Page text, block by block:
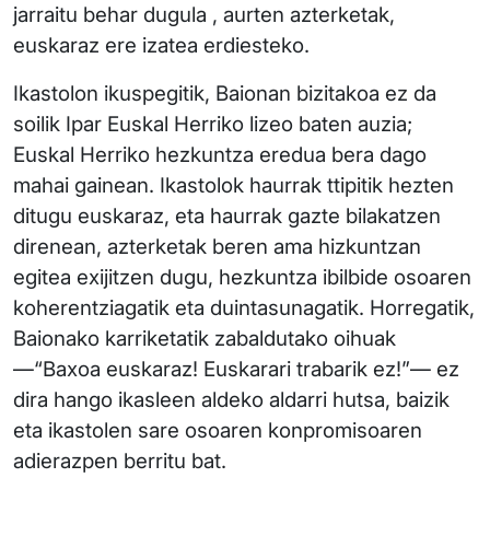
jarraitu behar dugula , aurten azterketak,
euskaraz ere izatea erdiesteko.
Ikastolon ikuspegitik, Baionan bizitakoa ez da
soilik Ipar Euskal Herriko lizeo baten auzia;
Euskal Herriko hezkuntza eredua bera dago
mahai gainean. Ikastolok haurrak ttipitik hezten
ditugu euskaraz, eta haurrak gazte bilakatzen
direnean, azterketak beren ama hizkuntzan
egitea exijitzen dugu, hezkuntza ibilbide osoaren
koherentziagatik eta duintasunagatik. Horregatik,
Baionako karriketatik zabaldutako oihuak
—“Baxoa euskaraz! Euskarari trabarik ez!”— ez
dira hango ikasleen aldeko aldarri hutsa, baizik
eta ikastolen sare osoaren konpromisoaren
adierazpen berritu bat.